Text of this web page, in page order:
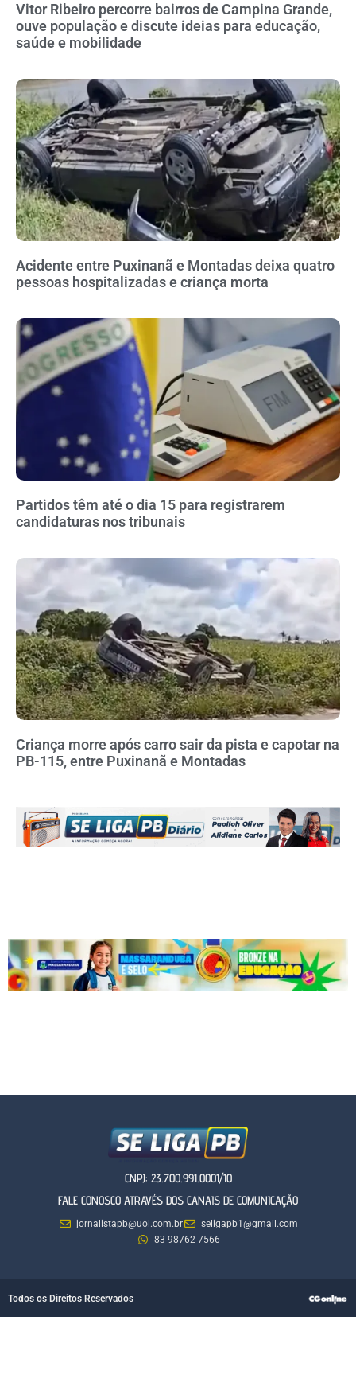
Vitor Ribeiro percorre bairros de Campina Grande,
ouve população e discute ideias para educação,
saúde e mobilidade
Acidente entre Puxinanã e Montadas deixa quatro
pessoas hospitalizadas e criança morta
Partidos têm até o dia 15 para registrarem
candidaturas nos tribunais
Criança morre após carro sair da pista e capotar na
PB-115, entre Puxinanã e Montadas
CNPJ: 23.700.991.0001/10
FALE CONOSCO ATRAVÉS DOS CANAIS DE COMUNICAÇÃO
jornalistapb@uol.com.br
seligapb1@gmail.com
83 98762-7566
Todos os Direitos Reservados